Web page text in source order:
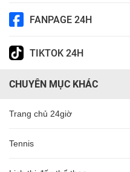
FANPAGE 24H
TIKTOK 24H
CHUYÊN MỤC KHÁC
Trang chủ 24giờ
Tennis